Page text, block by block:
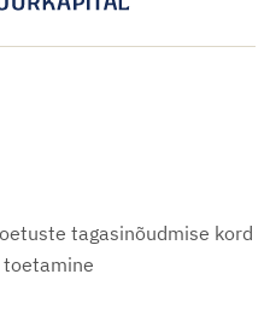
tagasinõudmise kord
toetamine